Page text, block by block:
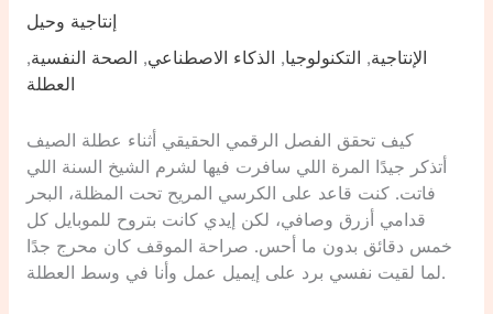
إنتاجية وحيل
الإنتاجية, التكنولوجيا, الذكاء الاصطناعي, الصحة النفسية,
العطلة
كيف تحقق الفصل الرقمي الحقيقي أثناء عطلة الصيف
أتذكر جيدًا المرة اللي سافرت فيها لشرم الشيخ السنة اللي
فاتت. كنت قاعد على الكرسي المريح تحت المظلة، البحر
قدامي أزرق وصافي، لكن إيدي كانت بتروح للموبايل كل
خمس دقائق بدون ما أحس. صراحة الموقف كان محرج جدًا
لما لقيت نفسي برد على إيميل عمل وأنا في وسط العطلة.